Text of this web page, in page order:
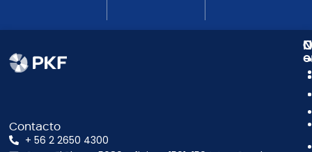
Contacto
+ 56 2 2650 4300